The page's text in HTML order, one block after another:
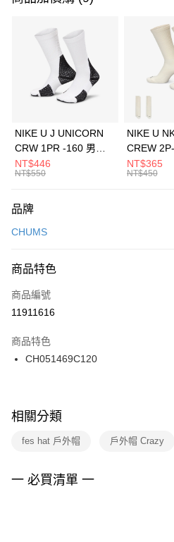
3 期 0 利率 每期
合作金庫商業銀行
華南商業銀行
上海商業儲蓄銀行
元大商業銀行
台灣樂天信用卡公司
Apple Pay
全盈+PAY
AFTEE先享後付
【關於「AFTEE先享後付」】
便利好安心！
３．安心：先確認商品／服務後，再付款。
【「AFTEE先享後付」結帳流程】
１．於結帳方式選擇「AFTEE先享後付」
２．訂單成立數日內，您將收到繳費通知
３．收到繳費通知簡訊後14天內，點擊此
ATM／網路銀行／等多元方式進行付款，
※ 交易是否成功請以「AFTEE先享後付
是否繳費成功／繳費後需取消欲退款等相
客戶支援中心」https://
１．透過由恩沛科技股份有限公司提供之
易，需依本服務之必要範圍內提供個人資
運送方式
每筆NT$100，滿NT$1,500(含以上)
宅配
每筆NT$100，滿NT$1,500(含以上)
付款後門市自取
每筆NT$100，滿NT$1,500(含以上)
NIKE U J UNICORN
CRW 1PR -160 男女
中統襪 FZ3393100
NT$446
NT$550
NIKE U
CREW
EMBRDY
FZ3073133
NT$365
NT$450
品牌
CHUMS
商品特色
商品編號
11911616
商品特色
CH051469C120
相關分類
fes hat 戶外帽 戶外帽 Crazy
一 必買清單 一